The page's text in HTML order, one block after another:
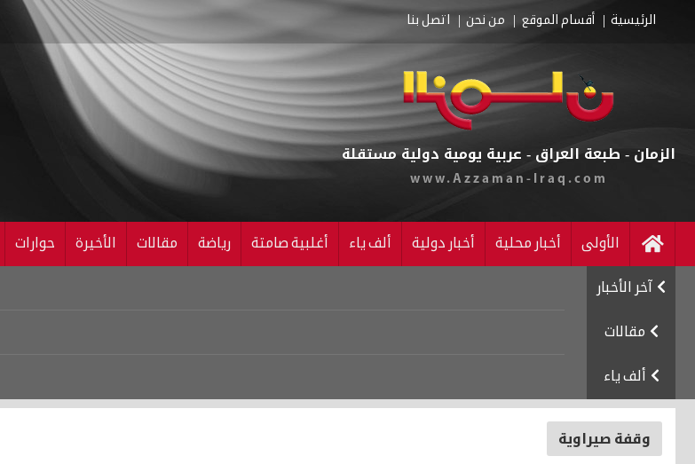
الرئيسية أقسام الموقع من نحن اتصل بنا
الزمان - طبعة العراق - عربية يومية دولية مستقلة
www.Azzaman-Iraq.com
الأولى أخبار محلية أخبار دولية ألف ياء أغلبية صامتة رياضة مقالات الأخيرة حوارات
آخر الأخبار
مقالات
ألف ياء
وقفة صيراوية